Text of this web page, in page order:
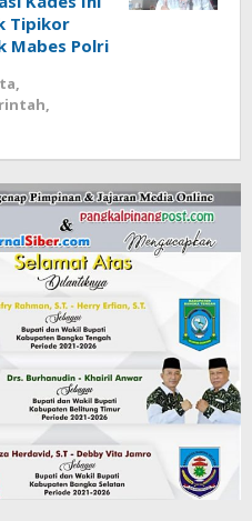
Tipikor
Mabes Polri
,
,